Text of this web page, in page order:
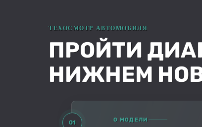
ПРОЙТИ
НИЖНЕМ
01 О МОДЕЛИ